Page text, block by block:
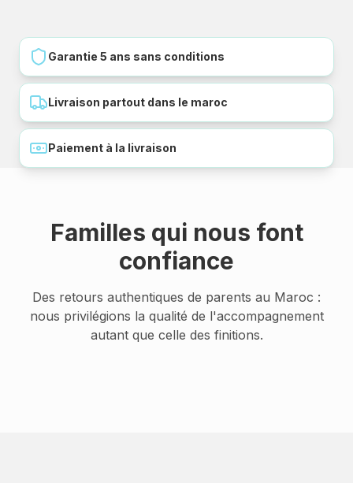
Garantie 5 ans sans conditions
Livraison partout dans le maroc
Paiement à la livraison
Familles qui nous font
confiance
Des retours authentiques de parents au Maroc :
nous privilégions la qualité de l'accompagnement
autant que celle des finitions.